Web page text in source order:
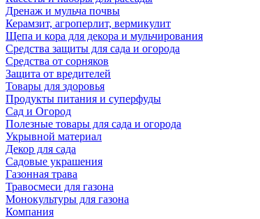
Дренаж и мульча почвы
Керамзит, агроперлит, вермикулит
Щепа и кора для декора и мульчирования
Средства защиты для сада и огорода
Средства от сорняков
Защита от вредителей
Товары для здоровья
Продукты питания и суперфуды
Сад и Огород
Полезные товары для сада и огорода
Укрывной материал
Декор для сада
Садовые украшения
Газонная трава
Травосмеси для газона
Монокультуры для газона
Компания